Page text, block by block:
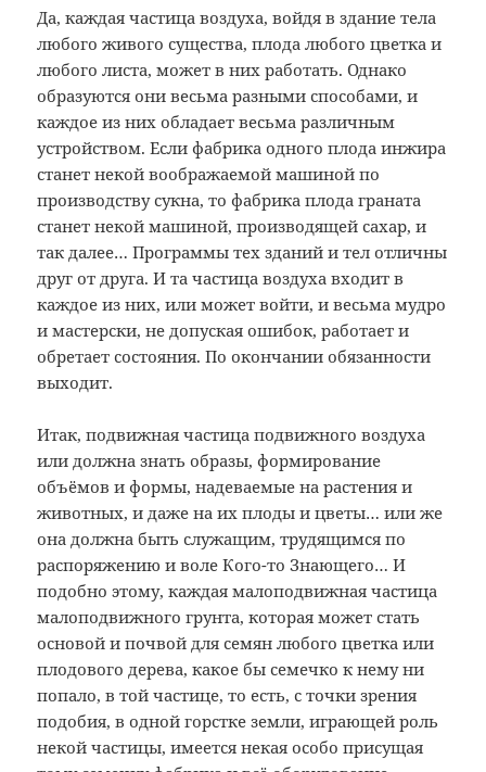
Да, каждая частица воздуха, войдя в здание тела
любого живого существа, плода любого цветка и
любого листа, может в них работать. Однако
образуются они весьма разными способами, и
каждое из них обладает весьма различным
устройством. Если фабрика одного плода инжира
станет некой воображаемой машиной по
производству сукна, то фабрика плода граната
станет некой машиной, производящей сахар, и
так далее… Программы тех зданий и тел отличны
друг от друга. И та частица воздуха входит в
каждое из них, или может войти, и весьма мудро
и мастерски, не допуская ошибок, работает и
обретает состояния. По окончании обязанности
выходит.
Итак, подвижная частица подвижного воздуха
или должна знать образы, формирование
объёмов и формы, надеваемые на растения и
животных, и даже на их плоды и цветы… или же
она должна быть служащим, трудящимся по
распоряжению и воле Кого-то Знающего… И
подобно этому, каждая малоподвижная частица
малоподвижного грунта, которая может стать
основой и почвой для семян любого цветка или
плодового дерева, какое бы семечко к нему ни
попало, в той частице, то есть, с точки зрения
подобия, в одной горстке земли, играющей роль
некой частицы, имеется некая особо присущая